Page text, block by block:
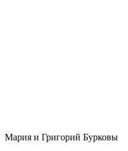
Мария и Григорий Бурковы